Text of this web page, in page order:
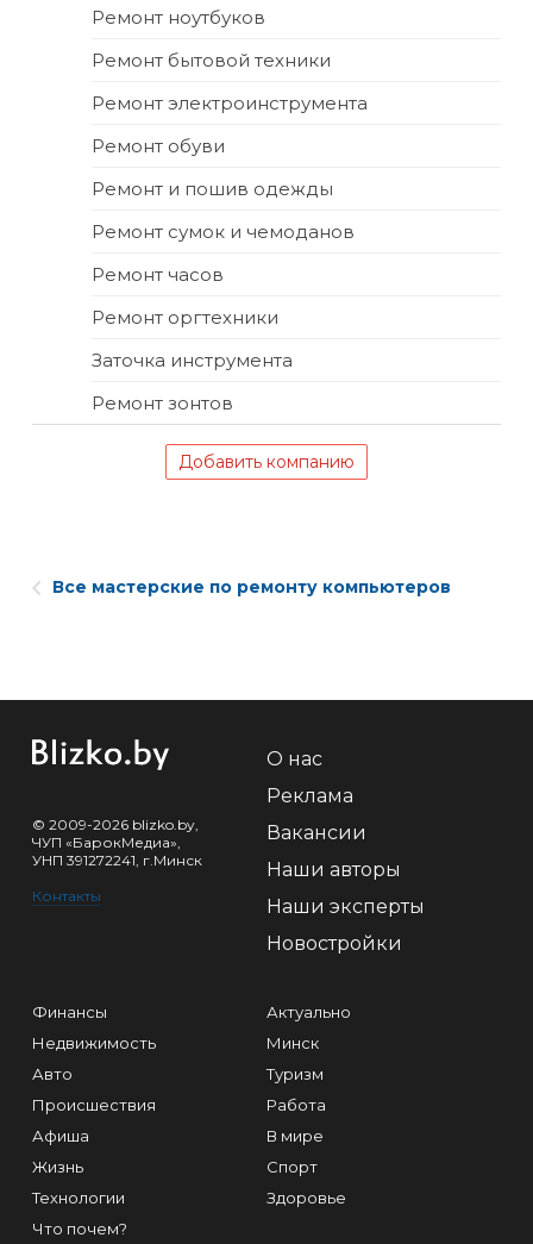
Ремонт ноутбуков
Ремонт бытовой техники
Ремонт электроинструмента
Ремонт обуви
Ремонт и пошив одежды
Ремонт сумок и чемоданов
Ремонт часов
Ремонт оргтехники
Заточка инструмента
Ремонт зонтов
Добавить компанию
Все мастерские по ремонту компьютеров
© 2009-2026 blizko.by,
ЧУП «БарокМедиа»,
УНП 391272241, г.Минск
Контакты
О нас
Реклама
Вакансии
Наши авторы
Наши эксперты
Новостройки
Финансы
Недвижимость
Авто
Происшествия
Афиша
Жизнь
Технологии
Что почем?
Актуально
Минск
Туризм
Работа
В мире
Спорт
Здоровье